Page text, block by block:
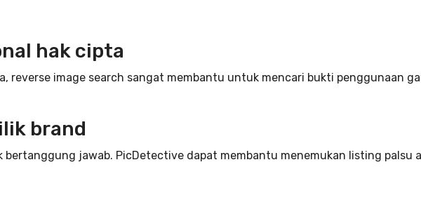
hak cipta
reverse image search sangat membantu untuk mencari bukti penggunaan
brand
jawab. PicDetective dapat membantu menemukan listing palsu